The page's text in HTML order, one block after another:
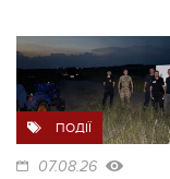
ПОДІЇ
07.08.26